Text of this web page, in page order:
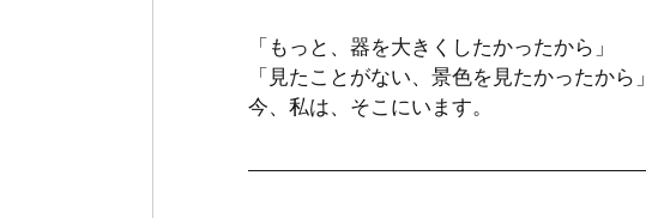
「もっと、器を大きくしたかったから」
「見たことがない、景色を見たかったから」
今、私は、そこにいます。